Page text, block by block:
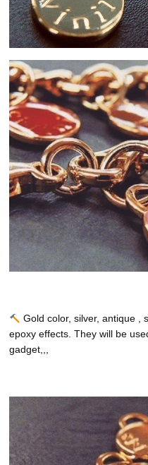
Gold color, silver, antique ,
epoxy effects. They will be
gadget,,,